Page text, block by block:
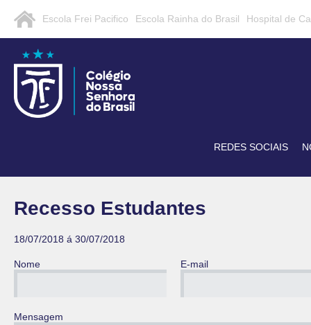
Escola Frei Pacifico Escola Rainha do Brasil Hospital de
REDES SOCIAIS
Recesso Estudantes
18/07/2018 á 30/07/2018
Nome E-mail
Mensagem